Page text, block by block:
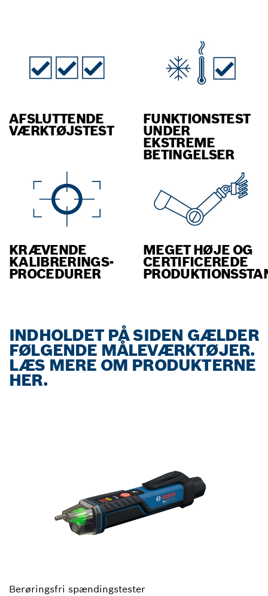
AFSLUTTENDE
VÆRKTØJSTEST
FUNKTIONSTEST
UNDER
EKSTREME
BETINGELSER
KRÆVENDE
KALIBRERINGS-
PROCEDURER
MEGET HØJE OG
CERTIFICEREDE
INDHOLDET PÅ SIDEN GÆLDER
FØLGENDE MÅLEVÆRKTØJER.
LÆS MERE OM PRODUKTERNE
HER.
Berøringsfri spændingstester